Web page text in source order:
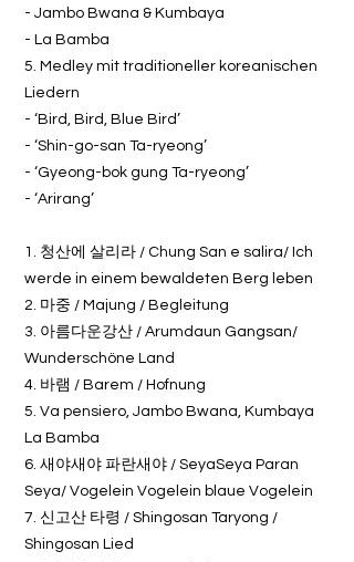
- Jambo Bwana & Kumbaya
- La Bamba
5. Medley mit traditioneller koreanischen
Liedern
- ‘Bird, Bird, Blue Bird’
- ‘Shin-go-san Ta-ryeong’
- ‘Gyeong-bok gung Ta-ryeong’
- ‘Arirang’
1. 청산에 살리라 / Chung San e salira/ Ich
werde in einem bewaldeten Berg leben
2. 마중 / Majung / Begleitung
3. 아름다운강산 / Arumdaun Gangsan/
Wunderschöne Land
4. 바램 / Barem / Hofnung
5. Va pensiero, Jambo Bwana, Kumbaya
La Bamba
6. 새야새야 파란새야 / SeyaSeya Paran
Seya/ Vogelein Vogelein blaue Vogelein
7. 신고산 타령 / Shingosan Taryong /
Shingosan Lied